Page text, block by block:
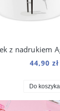
44,90 zł
Do koszyka